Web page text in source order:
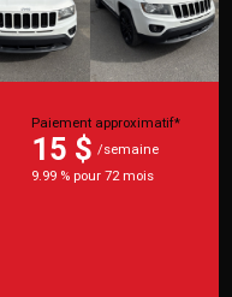
Paiement approximatif*
15 $ /semaine
9.99 % pour 72 mois